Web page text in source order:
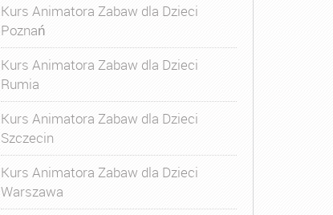
Kurs Animatora Zabaw dla Dzieci
Poznań
Kurs Animatora Zabaw dla Dzieci
Rumia
Kurs Animatora Zabaw dla Dzieci
Szczecin
Kurs Animatora Zabaw dla Dzieci
Warszawa